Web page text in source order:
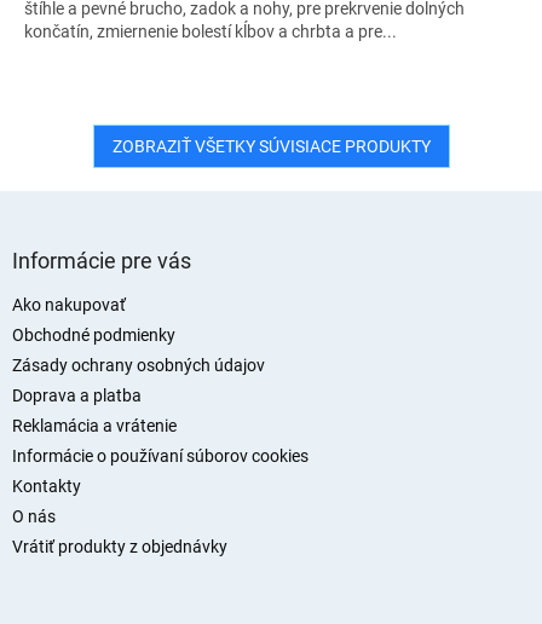
štíhle a pevné brucho, zadok a nohy, pre prekrvenie dolných
končatín, zmiernenie bolestí kĺbov a chrbta a pre...
ZOBRAZIŤ VŠETKY SÚVISIACE PRODUKTY
Informácie pre vás
Ako nakupovať
Obchodné podmienky
Zásady ochrany osobných údajov
Doprava a platba
Reklamácia a vrátenie
Informácie o používaní súborov cookies
Kontakty
O nás
Vrátiť produkty z objednávky